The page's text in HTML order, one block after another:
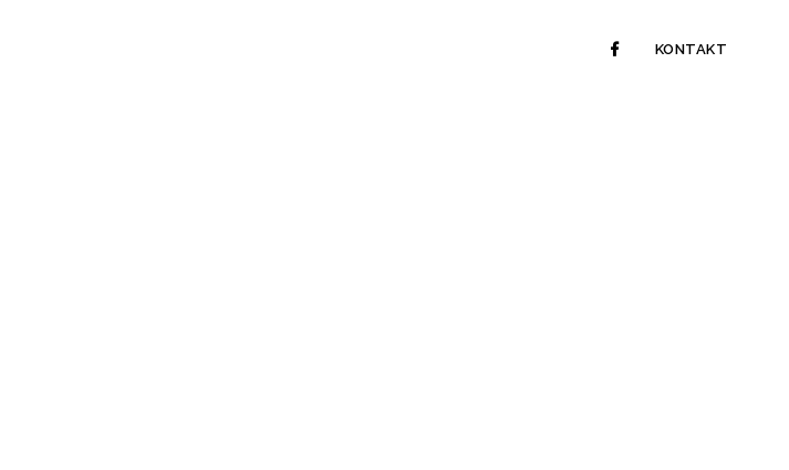
KONTAKT